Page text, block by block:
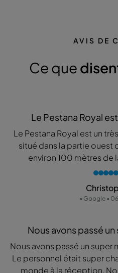
AVIS DE
Ce que
Le Pestana Royal
Le Pestana Royal est un
situé dans la partie ouest
environ 100 mètres de
• Google •
Nous avons passé
Nous avons passé un super
Le personnel était super
monde à la réception.